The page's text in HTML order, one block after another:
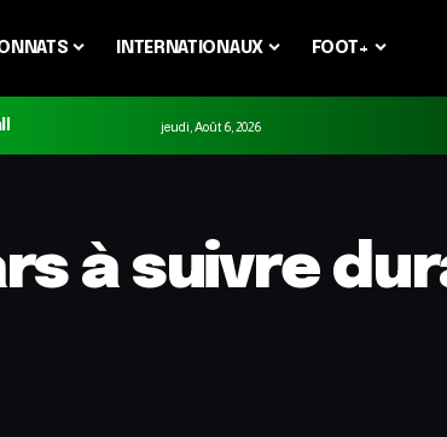
INTERNATIONAUX FOOT+
jeudi, Août 6, 2026
à suivre